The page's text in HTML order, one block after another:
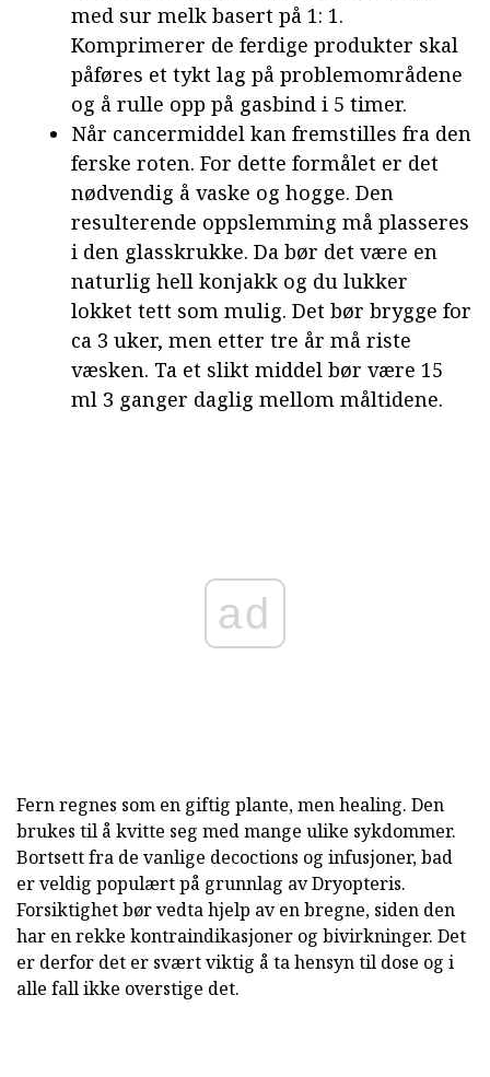
med sur melk basert på 1: 1.
Komprimerer de ferdige produkter skal
påføres et tykt lag på problemområdene
og å rulle opp på gasbind i 5 timer.
Når cancermiddel kan fremstilles fra den
ferske roten. For dette formålet er det
nødvendig å vaske og hogge. Den
resulterende oppslemming må plasseres
i den glasskrukke. Da bør det være en
naturlig hell konjakk og du lukker
lokket tett som mulig. Det bør brygge for
ca 3 uker, men etter tre år må riste
væsken. Ta et slikt middel bør være 15
ml 3 ganger daglig mellom måltidene.
ad
Fern regnes som en giftig plante, men healing. Den
brukes til å kvitte seg med mange ulike sykdommer.
Bortsett fra de vanlige decoctions og infusjoner, bad
er veldig populært på grunnlag av Dryopteris.
Forsiktighet bør vedta hjelp av en bregne, siden den
har en rekke kontraindikasjoner og bivirkninger. Det
er derfor det er svært viktig å ta hensyn til dose og i
alle fall ikke overstige det.